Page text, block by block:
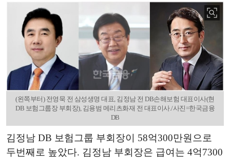
(왼쪽부터) 전영묵 전 삼성생명 대표, 김정남 전 DB손해보험 대표이사(현
DB 보험그룹장 부회장), 김용범 메리츠화재 전 대표이사./사진=한국금융
DB
김정남 DB 보험그룹 부회장이 58억300만원으로
두번째로 높았다. 김정남 부회장은 급여는 4억7300